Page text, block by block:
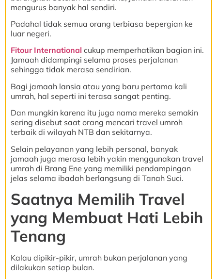
mengurus banyak hal sendiri.
Padahal tidak semua orang terbiasa bepergian ke
luar negeri.
Fitour International cukup memperhatikan bagian ini.
Jamaah didampingi selama proses perjalanan
sehingga tidak merasa sendirian.
Bagi jamaah lansia atau yang baru pertama kali
umrah, hal seperti ini terasa sangat penting.
Dan mungkin karena itu juga nama mereka semakin
sering disebut saat orang mencari travel umroh
terbaik di wilayah NTB dan sekitarnya.
Selain pelayanan yang lebih personal, banyak
jamaah juga merasa lebih yakin menggunakan travel
umrah di Brang Ene yang memiliki pendampingan
jelas selama ibadah berlangsung di Tanah Suci.
Saatnya Memilih Travel
yang Membuat Hati Lebih
Tenang
Kalau dipikir-pikir, umrah bukan perjalanan yang
dilakukan setiap bulan.